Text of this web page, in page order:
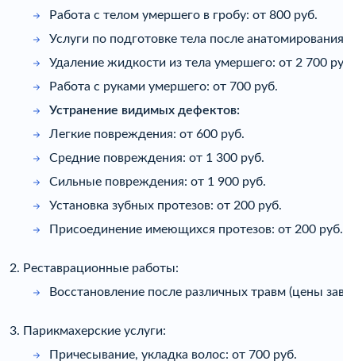
Работа с телом умершего в гробу: от 800 руб.
Услуги по подготовке тела после
Удаление жидкости из тела умершего: от 2 700
Работа с руками умершего: от 700 руб.
Устранение видимых дефектов:
Легкие повреждения: от 600 руб.
Средние повреждения: от 1 300 руб.
Сильные повреждения: от 1 900 руб.
Установка зубных протезов: от 200 руб.
Присоединение имеющихся протезов: от 200 руб.
2. Реставрационные работы:
Восстановление после различных травм (цены
3. Парикмахерские услуги:
Причесывание, укладка волос: от 700 руб.